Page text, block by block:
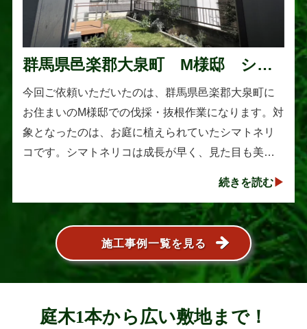
群馬県邑楽郡大泉町 M様邸 シマ
トネリコの伐採と抜根作業
今回ご依頼いただいたのは、群馬県邑楽郡大泉町に
お住まいのM様邸での伐採・抜根作業になります。対
象となったのは、お庭に植えられていたシマトネリ
コです。シマトネリコは成長が早く、見た目も美し
続きを読む
施工事例一覧を見る
庭木1本から広い敷地まで！